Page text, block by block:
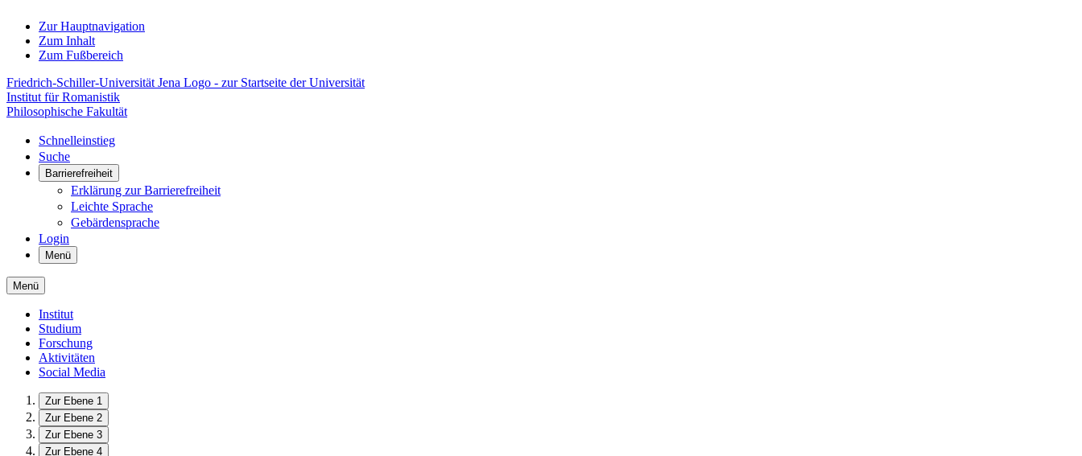
Zur Hauptnavigation
Zum Inhalt
Zum Fußbereich
Friedrich-Schiller-Universität Jena Logo - zur Startseite der Universität
Institut für Romanistik
Philosophische Fakultät
Schnelleinstieg
Suche
Barrierefreiheit
Erklärung zur Barrierefreiheit
Leichte Sprache
Gebärdensprache
Login
Menü
Menü
Institut
Studium
Forschung
Aktivitäten
Social Media
Zur Ebene 1
Zur Ebene 2
Zur Ebene 3
Zur Ebene 4